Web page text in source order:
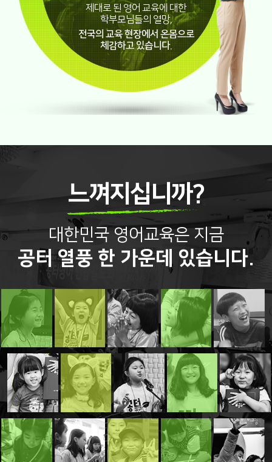
제대로 된 영어 교육에 대한
학부모님들의 열망,
전국의 교육 현장에서 온몸으로
체감하고 있습니다.
느껴지십니까?
대한민국 영어교육은 지금
공터 열풍 한 가운데 있습니다.